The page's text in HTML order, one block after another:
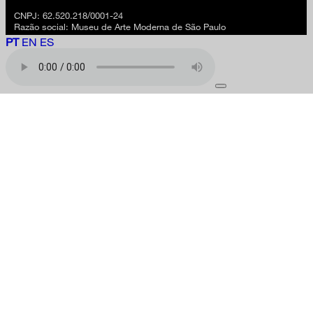
CNPJ: 62.520.218/0001-24
Razão social: Museu de Arte Moderna de São Paulo
PT EN ES